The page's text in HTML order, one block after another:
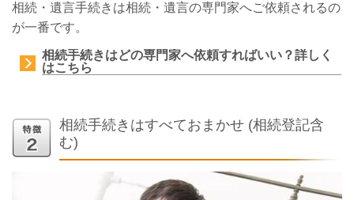
相続・遺言手続きは相続・遺言の専門家へご依頼されるの
が一番です。
相続手続きはどの専門家へ依頼すればいい？詳しく
はこちら
相続手続きはすべておまかせ (相続登記含
む)